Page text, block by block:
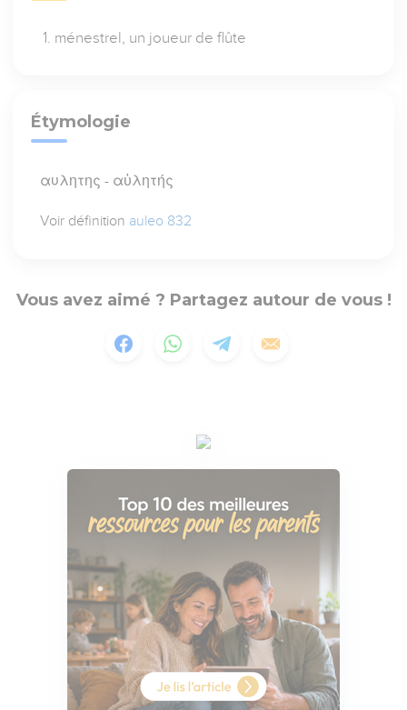
ménestrel, un joueur de flûte
Étymologie
αυλητης - αὐλητής
Voir définition auleo 832
Vous avez aimé ? Partagez autour de vous !